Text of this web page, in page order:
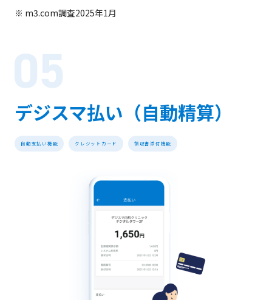
※ m3.com調査2025年1月
デジスマ払い（自動精算）
自動支払い機能 クレジットカード 領収書添付機能